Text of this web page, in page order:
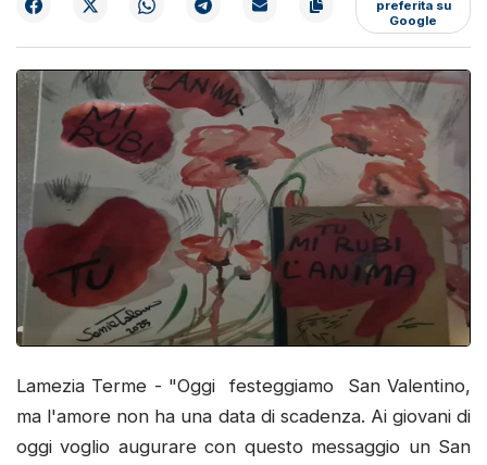
preferita su
Google
Lamezia Terme - "Oggi festeggiamo San Valentino,
ma l'amore non ha una data di scadenza. Ai giovani di
oggi voglio augurare con questo messaggio un San